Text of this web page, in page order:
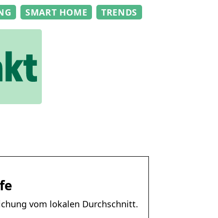
SMART HOME TRENDS
vom lokalen Durchschnitt.